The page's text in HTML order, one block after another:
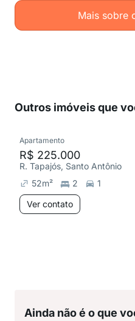
Mais sobre
Outros imóveis que
Apartamento
R$ 225.000
R. Tapajós, Santo Antônio
52m² 2
1
Ver contato
Ainda não é o que